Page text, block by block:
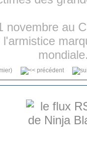
novembre au